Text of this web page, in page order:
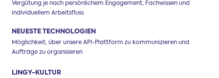
Vergütung je nach persönlichem Engagement, Fachwissen und
individuellem Arbeitsfluss
NEUESTE TECHNOLOGIEN
Möglichkeit, über unsere API-Plattform zu kommunizieren und
Aufträge zu organisieren
LINGY-KULTUR